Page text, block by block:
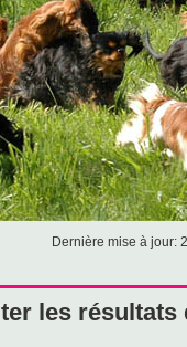
Dernière mise à jour:
les résultats